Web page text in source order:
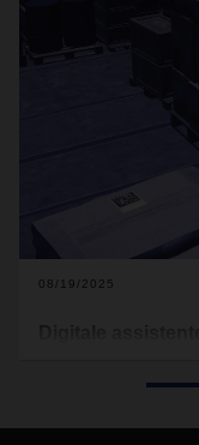
08/19/2025